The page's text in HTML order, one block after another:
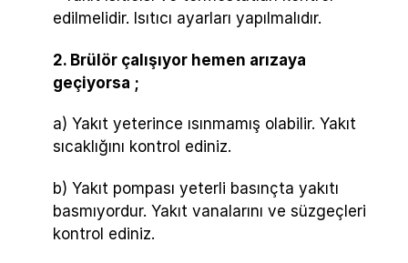
edilmelidir. Isıtıcı ayarları yapılmalıdır.
2. Brülör çalışıyor hemen arızaya
geçiyorsa ;
a) Yakıt yeterince ısınmamış olabilir. Yakıt
sıcaklığını kontrol ediniz.
b) Yakıt pompası yeterli basınçta yakıtı
basmıyordur. Yakıt vanalarını ve süzgeçleri
kontrol ediniz.